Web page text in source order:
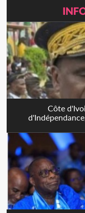
Côte